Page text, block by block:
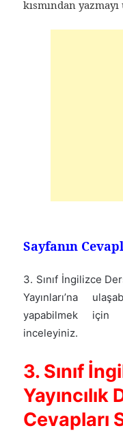
kısmından
Sayfanın
3. Sınıf İngilizce
Yayınları’na
yapabilmek için
inceleyiniz.
3. Sınıf
Yayıncılık
Cevapları